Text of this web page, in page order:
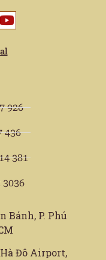
926
436
381
3036
Bánh, P. Phú
Đô Airport,